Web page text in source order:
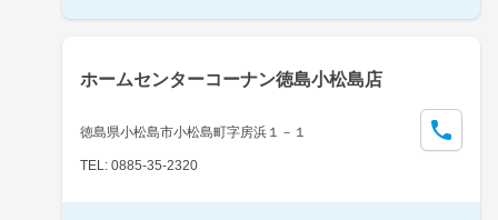
ホームセンターコーナン徳島小松島店
徳島県小松島市小松島町字房浜１－１
TEL: 0885-35-2320